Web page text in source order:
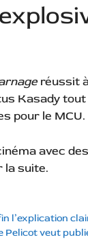
réussit
Kasady
pour le MCU.
avec
la suite.
l’explication
Pelicot veut